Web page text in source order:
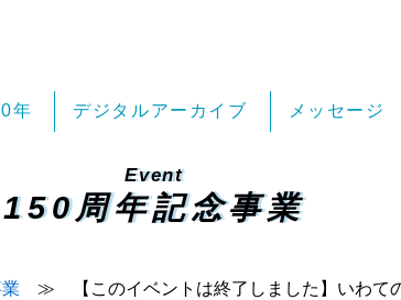
年 デジタルアーカイブ メッセージ
Event
150周年記念事業
≫ 【このイベントは終了しました】いわて